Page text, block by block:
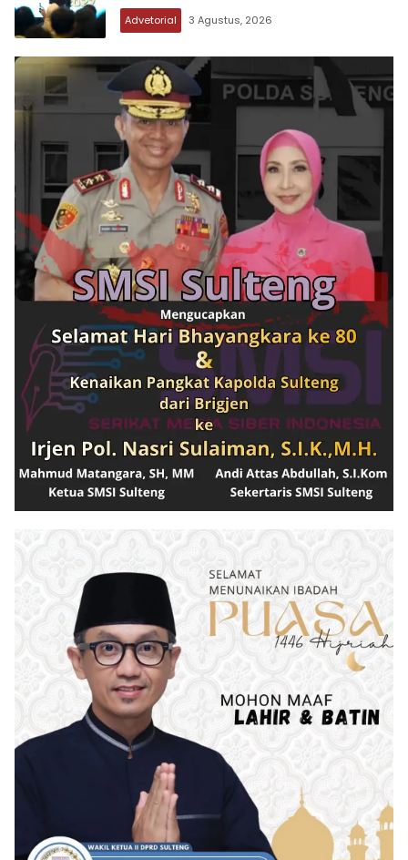
Advetorial 3 Agustus, 2026